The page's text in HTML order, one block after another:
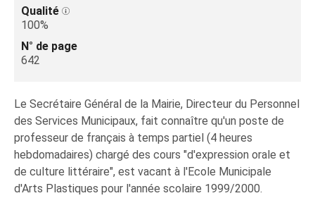
Qualité
100%
N° de page
642
Le Secrétaire Général de la Mairie, Directeur du Personnel
des Services Municipaux, fait connaître qu'un poste de
professeur de français à temps partiel (4 heures
hebdomadaires) chargé des cours "d'expression orale et
de culture littéraire", est vacant à l'Ecole Municipale
d'Arts Plastiques pour l'année scolaire 1999/2000.